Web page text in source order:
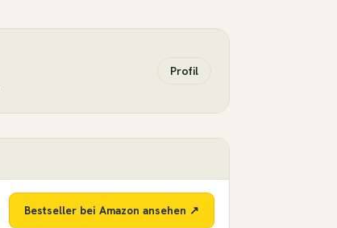
Profil
Bestseller bei Amazon ansehen ↗